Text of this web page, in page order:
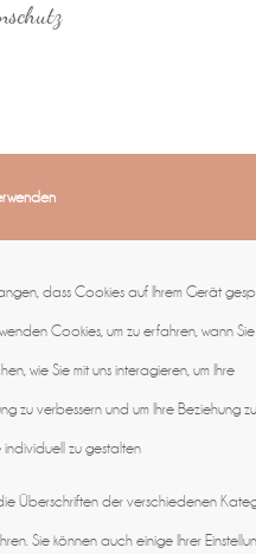
dass Cookies auf Ihrem Gerät
Cookies, um zu erfahren, wann
wie Sie mit uns interagieren, um Ihre
zu verbessern und um Ihre Beziehung zu
individuell zu gestalten
Überschriften der verschiedenen
Sie können auch einige Ihrer
Lifestyle